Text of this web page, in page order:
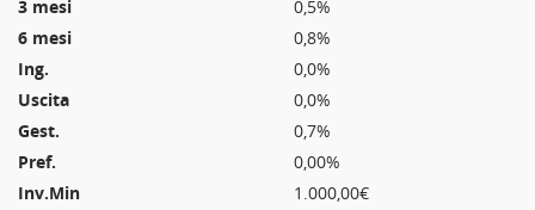
0,5%
0,8%
0,0%
0,0%
0,7%
0,00%
1.000,00€